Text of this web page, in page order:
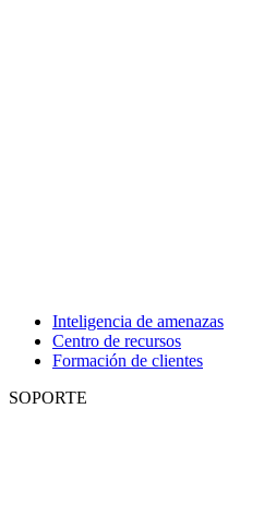
Inteligencia de amenazas
Centro de recursos
Formación de clientes
SOPORTE